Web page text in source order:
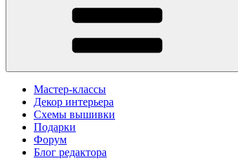
Мастер-классы
Декор интерьера
Схемы вышивки
Подарки
Форум
Блог редактора